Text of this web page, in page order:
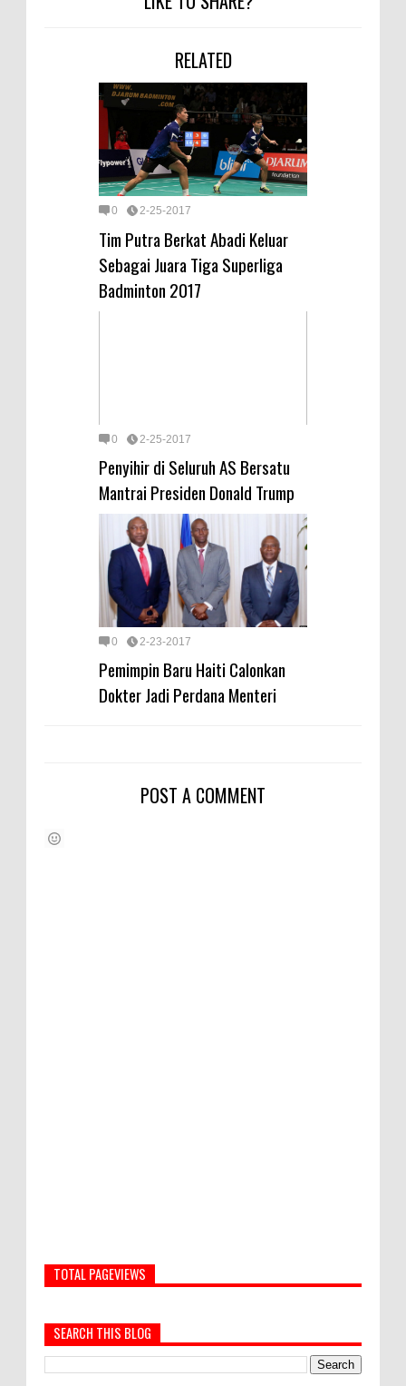
RELATED
0 2-25-2017
Tim Putra Berkat Abadi Keluar
Sebagai Juara Tiga Superliga
Badminton 2017
0 2-25-2017
Penyihir di Seluruh AS Bersatu
Mantrai Presiden Donald Trump
0 2-23-2017
Pemimpin Baru Haiti Calonkan
Dokter Jadi Perdana Menteri
POST A COMMENT
TOTAL PAGEVIEWS
SEARCH THIS BLOG